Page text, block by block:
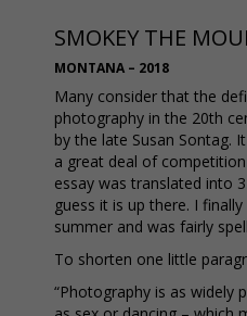
SMOKEY THE
MONTANA – 2018
Many consider that the
photography in the 20th
by the late Susan Sontag.
a great deal of
essay was translated into
guess it is up there. I
summer and was fairly
To shorten one little
“Photography is as widely